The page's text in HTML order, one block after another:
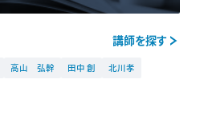
講師を探す
高山 弘幹 田中 創
北川孝